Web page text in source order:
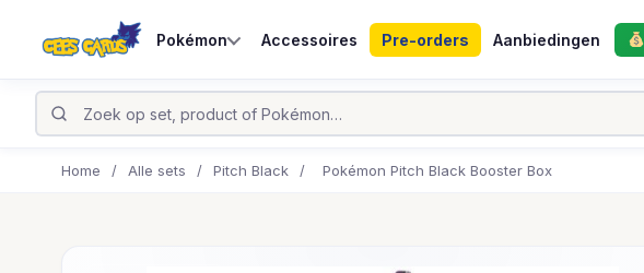
Pokémon Accessoires Pre-orders Aanbiedingen
Home / Alle sets / Pitch Black / Pokémon Pitch Black Booster Box